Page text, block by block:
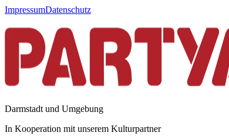
ImpressumDatenschutz
Darmstadt und Umgebung
In Kooperation mit unserem Kulturpartner